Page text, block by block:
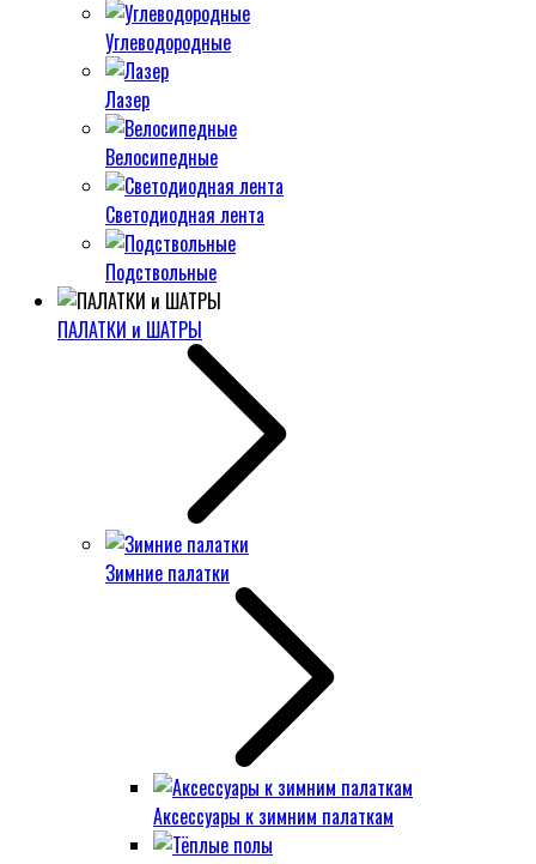
Углеводородные
Лазер
Велосипедные
Светодиодная лента
Подствольные
ПАЛАТКИ и ШАТРЫ
Зимние палатки
Аксессуары к зимним палаткам